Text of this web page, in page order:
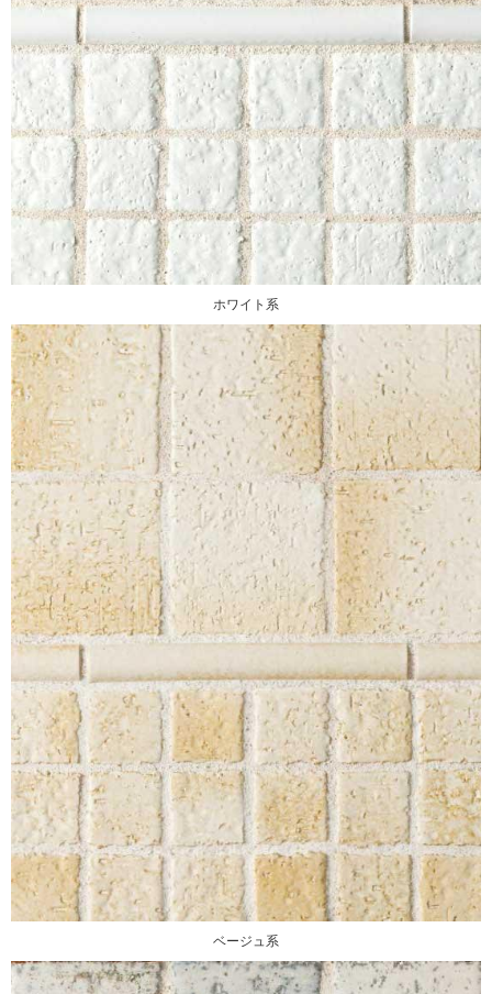
ホワイト系
ベージュ系